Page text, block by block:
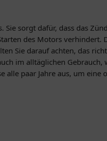
sorgt dafür, dass das
des Motors verhindert.
Sie darauf achten, das
im alltäglichen Gebrauch,
alle paar Jahre aus, um eine